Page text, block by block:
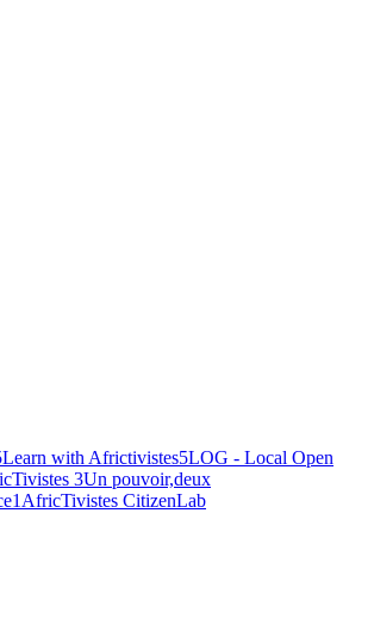
Learn with Africtivistes5LOG - Local Open
3Un pouvoir,deux
1 AfricTivistes CitizenLab